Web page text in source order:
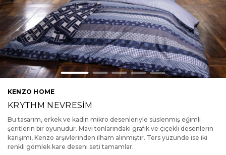
KENZO HOME
KRYTHM NEVRESİM
Bu tasarım, erkek ve kadın mikro desenleriyle süslenmiş eğimli
şeritlerin bir oyunudur. Mavi tonlarındaki grafik ve çiçekli desenlerin
karışımı, Kenzo arşivlerinden ilham alınmıştır. Ters yüzünde ise iki
renkli gömlek kare deseni seti tamamlar.